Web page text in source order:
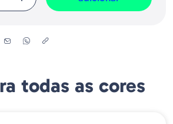
todas as cores